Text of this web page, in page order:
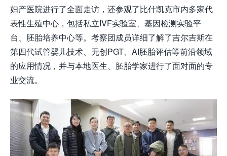
妇产医院进行了全面走访，还参观了比什凯克市内多家代
表性生殖中心，包括私立IVF实验室、基因检测实验平
台、胚胎培养中心等。考察团成员详细了解了吉尔吉斯在
第四代试管婴儿技术、无创PGT、AI胚胎评估等前沿领域
的应用情况，并与本地医生、胚胎学家进行了面对面的专
业交流。